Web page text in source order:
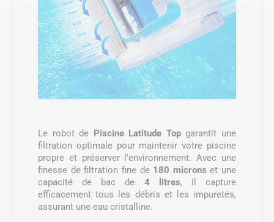
Le robot de Piscine Latitude Topgarantit une
filtration optimale pour maintenir votre piscine
propre et préserver l'environnement. Avec une
finesse de filtration fine de 180 micronset une
capacité de bac de 4 litres, il capture
efficacement tous les débris et les impuretés,
assurant une eau cristalline.